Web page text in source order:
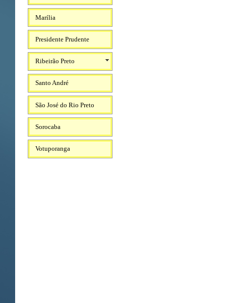
Marília
Presidente Prudente
Ribeirão Preto
Santo André
São José do Rio Preto
Sorocaba
Votuporanga